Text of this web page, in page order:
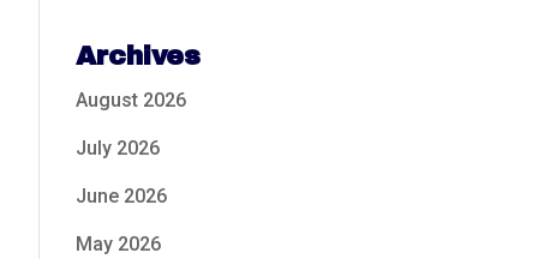
Archives
August 2026
July 2026
June 2026
May 2026